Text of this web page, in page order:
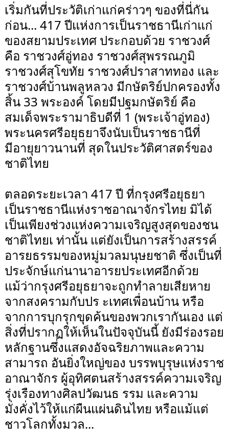
เริ่มกันที่ประวัติเก่าแก่คร่าวๆ ของที่นี่กัน
ก่อน... 417 ปีแห่งการเป็นราชธานีเก่าแก่
ของสยามประเทศ ประกอบด้วย ราชวงศ์
คือ ราชวงศ์อู่ทอง ราชวงศ์สุพรรณภูมิ
ราชวงศ์สุโขทัย ราชวงศ์ปราสาททอง และ
ราชวงศ์บ้านพลูหลวง มีกษัตริย์ปกครองทั้ง
สิ้น 33 พระองค์ โดยมีปฐมกษัตริย์ คือ
สมเด็จพระรามาธิบดีที่ 1 (พระเจ้าอู่ทอง)
พระนครศรีอยุธยาจึงนับเป็นราชธานีที่
มีอายุยาวนานที่ สุดในประวัติศาสตร์ของ
ชาติไทย
ตลอดระยะเวลา 417 ปี ที่กรุงศรีอยุธยา
เป็นราชธานีแห่งราชอาณาจักรไทย มิได้
เป็นเพียงช่วงแห่งความเจริญสูงสุดของชน
ชาติไทยเ ท่านั้น แต่ยังเป็นการสร้างสรรค์
อารยธรรมของหมู่มวลมนุษยชาติ ซึ่งเป็นที่
ประจักษ์แก่นานาอารยประเทศอีกด้วย
แม้ว่ากรุงศรีอยุธยาจะถูกทำลายเสียหาย
จากสงครามกับปร ะเทศเพื่อนบ้าน หรือ
จากการบุกรุกขุดค้นของพวกเรากันเอง แต่
สิ่งที่ปรากฏให้เห็นในปัจจุบันนี้ ยังมีร่องรอย
หลักฐานซึ่งแสดงอัจฉริยภาพและความ
สามารถ อันยิ่งใหญ่ของ บรรพบุรุษแห่งราช
อาณาจักร ผู้อุทิศตนสร้างสรรค์ความเจริญ
รุ่งเรืองทางศิลปวัฒนธ รรม และความ
มั่งคั่งไว้ให้แก่ผืนแผ่นดินไทย หรือแม้แต่
ชาวโลกทั้งมวล...